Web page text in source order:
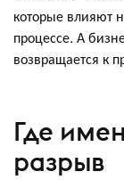
которые влияют
процессе. А
возвращается к
Где
разрыв